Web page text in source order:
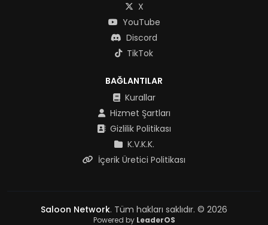
X
YouTube
Discord
TikTok
BAĞLANTILAR
Kurallar
Hizmet Şartları
Gizlilik Politikası
K.V.K.K.
İçerik Üretici Politikası
Saloon Network. Tüm hakları saklıdır. © 2026
Powered by LeaderOS